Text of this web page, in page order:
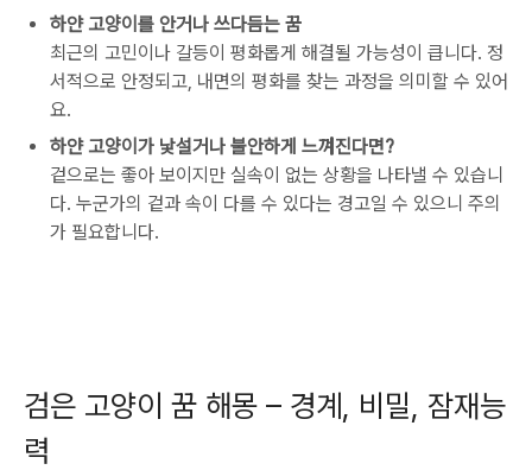
하얀 고양이를 안거나 쓰다듬는 꿈
최근의 고민이나 갈등이 평화롭게 해결될 가능성이 큽니다. 정
서적으로 안정되고, 내면의 평화를 찾는 과정을 의미할 수 있어
요.
하얀 고양이가 낯설거나 불안하게 느껴진다면?
겉으로는 좋아 보이지만 실속이 없는 상황을 나타낼 수 있습니
다. 누군가의 겉과 속이 다를 수 있다는 경고일 수 있으니 주의
가 필요합니다.
검은 고양이 꿈 해몽 – 경계, 비밀, 잠재능
력